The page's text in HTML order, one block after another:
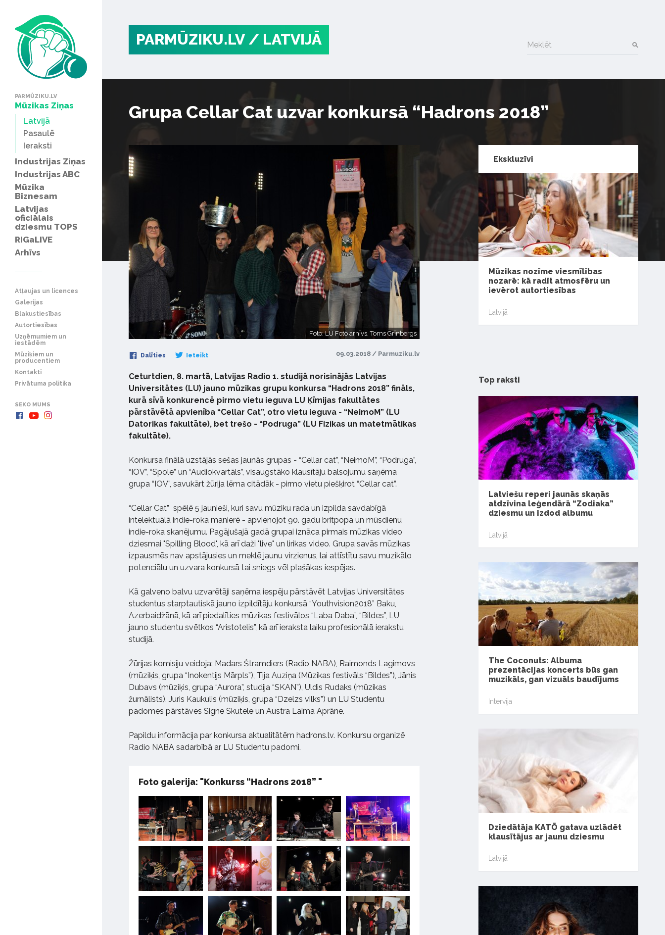
PARMŪZIKU.LV
Mūzikas Ziņas
Latvijā
Pasaulē
Ieraksti
Industrijas Ziņas
Industrijas ABC
Mūzika
Biznesam
Latvijas
oficiālais
dziesmu TOPS
RIGaLIVE
Arhīvs
Atļaujas un licences
Galerijas
Blakustiesības
Autortiesības
Uzņēmumiem un
iestādēm
Mūziķiem un
producentiem
Kontakti
Privātuma politika
SEKO MUMS
PARMŪZIKU.LV / LATVIJĀ Meklēt
Grupa Cellar Cat uzvar konkursā “Hadrons 2018”
Foto: LU Foto arhīvs, Toms Grīnbergs
Dalīties Ieteikt 09.03.2018 / Parmuziku.lv
Ceturtdien, 8. martā, Latvijas Radio 1. studijā norisinājās Latvijas
Universitātes (LU) jauno mūzikas grupu konkursa “Hadrons 2018” fināls,
kurā sīvā konkurencē pirmo vietu ieguva LU Ķīmijas fakultātes
pārstāvētā apvienība “Cellar Cat”, otro vietu ieguva - “NeimoM” (LU
Datorikas fakultāte), bet trešo - “Podruga” (LU Fizikas un matetmātikas
fakultāte).
Konkursa finālā uzstājās sešas jaunās grupas - “Cellar cat”, “NeimoM”, “Podruga”,
“IOV”, “Spole” un “Audiokvartāls”, visaugstāko klausītāju balsojumu saņēma
grupa “IOV”, savukārt žūrija lēma citādāk - pirmo vietu piešķirot “Cellar cat”.
“Cellar Cat” spēlē 5 jaunieši, kuri savu mūziku rada un izpilda savdabīgā
intelektuālā indie-roka manierē - apvienojot 90. gadu britpopa un mūsdienu
indie-roka skanējumu. Pagājušajā gadā grupai iznāca pirmais mūzikas video
dziesmai "Spilling Blood", kā arī daži "live" un lirikas video. Grupa savās mūzikas
izpausmēs nav apstājusies un meklē jaunu virzienus, lai attīstītu savu muzikālo
potenciālu un uzvara konkursā tai sniegs vēl plašākas iespējas.
Kā galveno balvu uzvarētāji saņēma iespēju pārstāvēt Latvijas Universitātes
studentus starptautiskā jauno izpildītāju konkursā “Youthvision2018” Baku,
Azerbaidžānā, kā arī piedalīties mūzikas festivālos “Laba Daba”, “Bildes”, LU
jauno studentu svētkos “Aristotelis”, kā arī ieraksta laiku profesionālā ierakstu
studijā.
Žūrijas komisiju veidoja: Madars Štramdiers (Radio NABA), Raimonds Lagimovs
(mūziķis, grupa “Inokentijs Mārpls”), Tija Auziņa (Mūzikas festivāls “Bildes”), Jānis
Dubavs (mūziķis, grupa “Aurora”, studija “SKAN”), Uldis Rudaks (mūzikas
žurnālists), Juris Kaukulis (mūziķis, grupa “Dzelzs vilks”) un LU Studentu
padomes pārstāves Signe Skutele un Austra Laima Aprāne.
Papildu informācija par konkursa aktualitātēm hadrons.lv. Konkursu organizē
Radio NABA sadarbībā ar LU Studentu padomi.
Foto galerija: "Konkurss “Hadrons 2018” "
Ekskluzīvi
Mūzikas nozīme viesmīlības
nozarē: kā radīt atmosfēru un
ievērot autortiesības
Latvijā
Top raksti
Latviešu reperi jaunās skaņās
atdzīvina leģendārā “Zodiaka”
dziesmu un izdod albumu
Latvijā
The Coconuts: Albuma
prezentācijas koncerts būs gan
muzikāls, gan vizuāls baudījums
Intervija
Dziedātāja KATŌ gatava uzlādēt
klausītājus ar jaunu dziesmu
Latvijā